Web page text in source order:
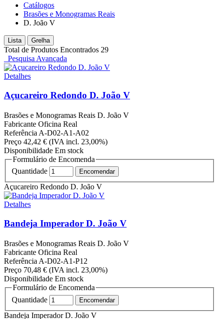
Catálogos
Brasões e Monogramas Reais
D. João V
Lista Grelha
Total de Produtos Encontrados 29
Pesquisa Avançada
Detalhes
Açucareiro Redondo D. João V
Brasões e Monogramas Reais D. João V
Fabricante Oficina Real
Referência A-D02-A1-A02
Preço 42,42 € (IVA incl. 23,00%)
Disponibilidade Em stock
Formulário de Encomenda
Quantidade
Açucareiro Redondo D. João V
Detalhes
Bandeja Imperador D. João V
Brasões e Monogramas Reais D. João V
Fabricante Oficina Real
Referência A-D02-A1-P12
Preço 70,48 € (IVA incl. 23,00%)
Disponibilidade Em stock
Formulário de Encomenda
Quantidade
Bandeja Imperador D. João V